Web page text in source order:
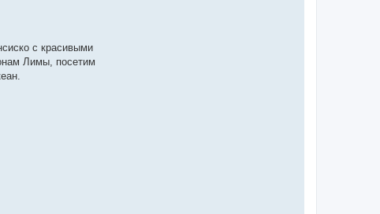
с красивыми
Лимы, посетим